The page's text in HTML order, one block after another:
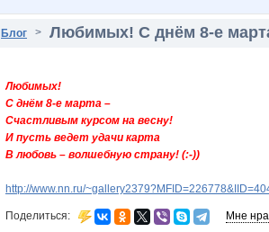
Блог > Любимых! С днём 8-е
Любимых!
С днём 8-е марта –
Счастливым курсом на весну!
И пусть ведет удачи карта
В любовь – волшебную страну! (:-))
http://www.nn.ru/
Поделиться: Мне